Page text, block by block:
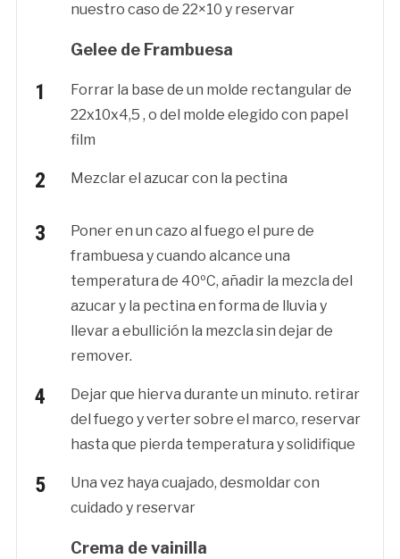
nuestro caso de 22×10 y reservar
Gelee de Frambuesa
Forrar la base de un molde rectangular de
22x10x4,5 , o del molde elegido con papel
film
Mezclar el azucar con la pectina
Poner en un cazo al fuego el pure de
frambuesa y cuando alcance una
temperatura de 40ºC, añadir la mezcla del
azucar y la pectina en forma de lluvia y
llevar a ebullición la mezcla sin dejar de
remover.
Dejar que hierva durante un minuto. retirar
del fuego y verter sobre el marco, reservar
hasta que pierda temperatura y solidifique
Una vez haya cuajado, desmoldar con
cuidado y reservar
Crema de vainilla